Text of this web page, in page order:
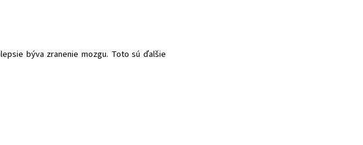
býva zranenie mozgu. Toto sú ďalšie